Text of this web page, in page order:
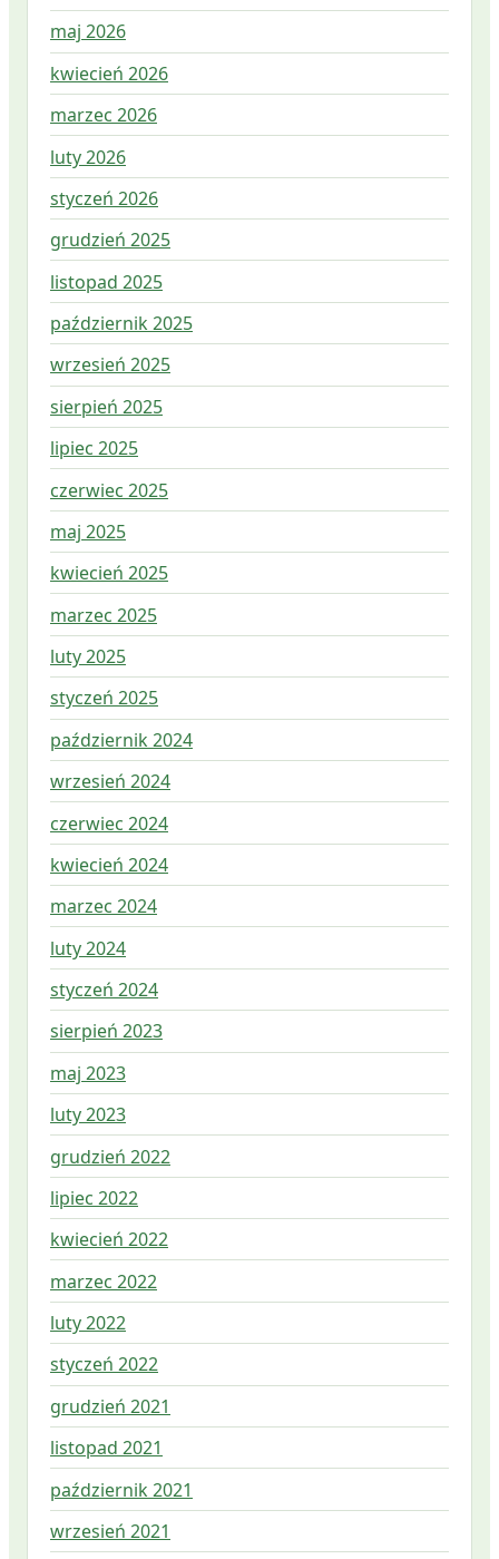
maj 2026
kwiecień 2026
marzec 2026
luty 2026
styczeń 2026
grudzień 2025
listopad 2025
październik 2025
wrzesień 2025
sierpień 2025
lipiec 2025
czerwiec 2025
maj 2025
kwiecień 2025
marzec 2025
luty 2025
styczeń 2025
październik 2024
wrzesień 2024
czerwiec 2024
kwiecień 2024
marzec 2024
luty 2024
styczeń 2024
sierpień 2023
maj 2023
luty 2023
grudzień 2022
lipiec 2022
kwiecień 2022
marzec 2022
luty 2022
styczeń 2022
grudzień 2021
listopad 2021
październik 2021
wrzesień 2021